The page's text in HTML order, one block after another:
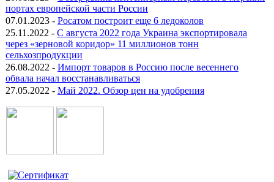
портах европейской части России
07.01.2023 - Росатом построит еще 6 ледоколов
25.11.2022 - С августа 2022 года Украина экспортировала
через «зерновой коридор» 11 миллионов тонн
сельхозпродукции
26.08.2022 - Импорт товаров в Россию после весеннего
обвала начал восстанавливаться
27.05.2022 - Май 2022. Обзор цен на удобрения